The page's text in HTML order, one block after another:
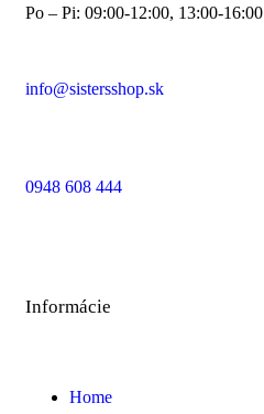
Po – Pi: 09:00-12:00, 13:00-16:00
info@sistersshop.sk
0948 608 444
Informácie
Home